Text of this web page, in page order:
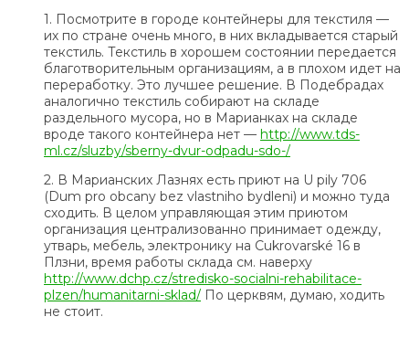
1. Посмотрите в городе контейнеры для текстиля —
их по стране очень много, в них вкладывается старый
текстиль. Текстиль в хорошем состоянии передается
благотворительным организациям, а в плохом идет на
переработку. Это лучшее решение. В Подебрадах
аналогично текстиль собирают на складе
раздельного мусора, но в Марианках на складе
вроде такого контейнера нет — http://www.tds-
ml.cz/sluzby/sberny-dvur-odpadu-sdo-/
2. В Марианских Лазнях есть приют на U pily 706
(Dum pro obcany bez vlastniho bydleni) и можно туда
сходить. В целом управляющая этим приютом
организация централизованно принимает одежду,
утварь, мебель, электронику на Cukrovarské 16 в
Плзни, время работы склада см. наверху
http://www.dchp.cz/stredisko-socialni-rehabilitace-
plzen/humanitarni-sklad/ По церквям, думаю, ходить
не стоит.